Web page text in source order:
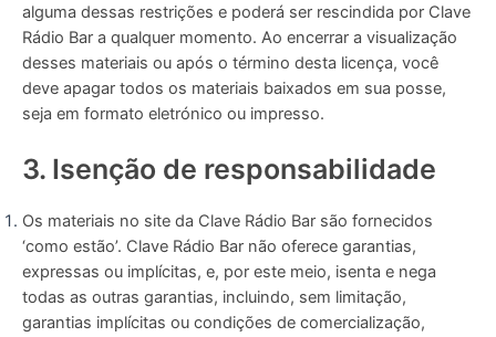
alguma dessas restrições e poderá ser rescindida por Clave
Rádio Bar a qualquer momento. Ao encerrar a visualização
desses materiais ou após o término desta licença, você
deve apagar todos os materiais baixados em sua posse,
seja em formato eletrónico ou impresso.
3. Isenção de responsabilidade
Os materiais no site da Clave Rádio Bar são fornecidos
‘como estão’. Clave Rádio Bar não oferece garantias,
expressas ou implícitas, e, por este meio, isenta e nega
todas as outras garantias, incluindo, sem limitação,
garantias implícitas ou condições de comercialização,